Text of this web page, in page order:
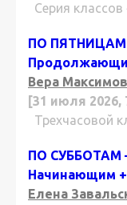
Серия
ПО ПЯТНИЦАМ
Вера
[31 июля 2026,
Трехчасовой
ПО СУББОТАМ
Начинающим
Елена